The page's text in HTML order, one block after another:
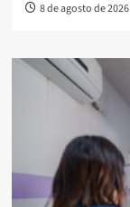
8 de agosto de 2026